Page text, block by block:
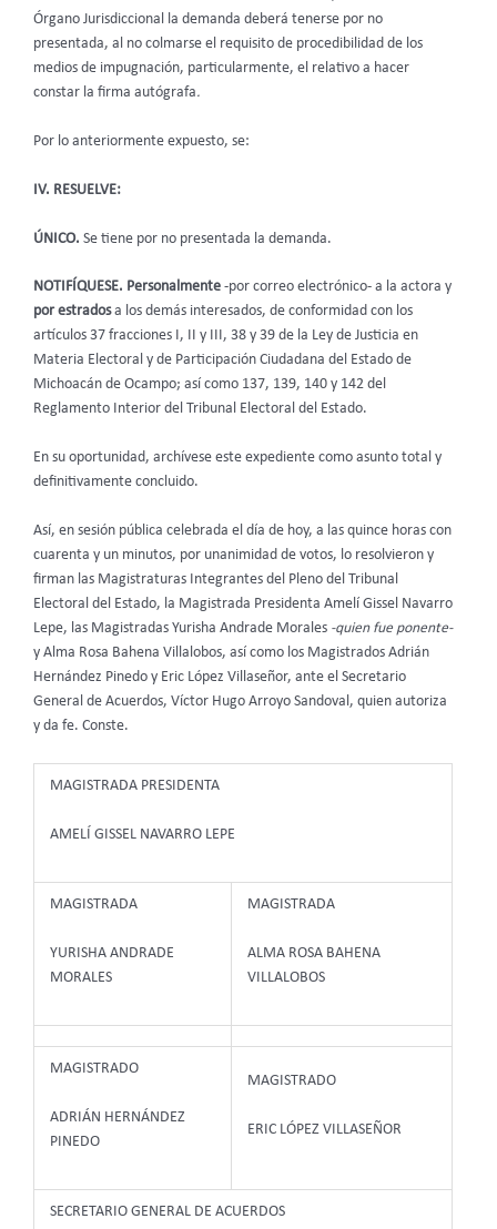
Órgano Jurisdiccional
la demanda deberá tenerse por no
presentada, al no colmarse el requisito de procedibilidad de los
medios de impugnación, particularmente, el relativo a hacer
constar la firma autógrafa.
Por lo anteriormente expuesto, se:
IV. RESUELVE:
ÚNICO. Se tiene por no presentada la demanda.
NOTIFÍQUESE. Personalmente -por correo electrónico- a la actora y
por estradosa los demás interesados, de conformidad con los
artículos 37 fracciones I, II y III, 38 y 39 de la Ley de Justicia en
Materia Electoral y de Participación Ciudadana del Estado de
Michoacán de Ocampo; así como 137, 139, 140 y 142 del
Reglamento Interior del Tribunal Electoral del Estado.
En su oportunidad, archívese este expediente como asunto total y
definitivamente concluido.
Así, en sesión pública celebrada el día de hoy, a las quince horas con
cuarenta y un minutos, por unanimidad de votos, lo resolvieron y
firman las Magistraturas Integrantes del Pleno del Tribunal
Electoral del Estado, la Magistrada Presidenta Amelí Gissel Navarro
Lepe, las Magistradas Yurisha Andrade Morales -quien fue ponente-
y Alma Rosa Bahena Villalobos, así como los Magistrados Adrián
Hernández Pinedo y Eric López Villaseñor, ante el Secretario
General de Acuerdos, Víctor Hugo Arroyo Sandoval, quien autoriza
y da fe. Conste.
MAGISTRADA PRESIDENTA
AMELÍ GISSEL NAVARRO LEPE
MAGISTRADA
YURISHA ANDRADE
MORALES
MAGISTRADA
ALMA ROSA BAHENA
VILLALOBOS
MAGISTRADO
ADRIÁN HERNÁNDEZ
PINEDO
MAGISTRADO
ERIC LÓPEZ VILLASEÑOR
SECRETARIO GENERAL DE ACUERDOS